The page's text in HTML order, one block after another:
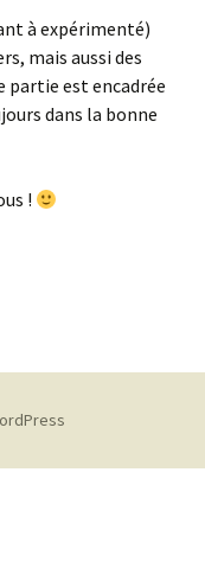
à expérimenté)
mais aussi des
partie est encadrée
dans la bonne
!